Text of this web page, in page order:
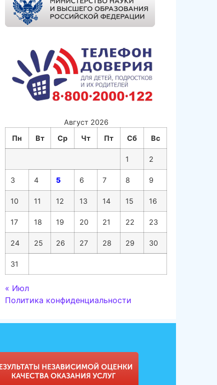
Август 2026
Пн
Вт Ср Чт Пт Сб Вс
1 2
3 4 5 6 7 8 9
10 11 12 13 14 15 16
17 18 19 20 21 22 23
24 25 26 27 28 29 30
31
« Июл
Политика конфиденциальности